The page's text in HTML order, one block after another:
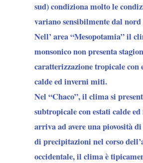
sud)condiziona molto le
variano sensibilmente dal nord
Nell’ area “Mesopotamia”il
monsonico non presenta
caratterizzazione tropicale con
calde ed inverni miti.
Nel “Chaco”, il clima si
subtropicale con estati calde
arriva ad avere una piovosità
di precipitazioni nel corso
occidentale, il clima è